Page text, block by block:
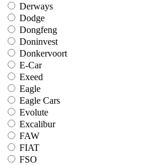
Derways
Dodge
Dongfeng
Doninvest
Donkervoort
E-Car
Exeed
Eagle
Eagle Cars
Evolute
Excalibur
FAW
FIAT
FSO